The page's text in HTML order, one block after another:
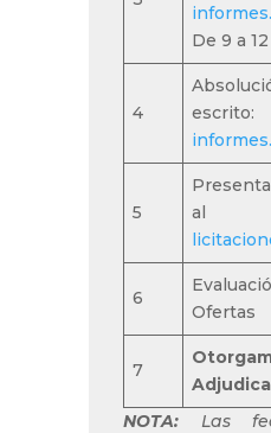
De 9 a
4
escrito:
5
al
6
Ofertas
7
NOTA:Las